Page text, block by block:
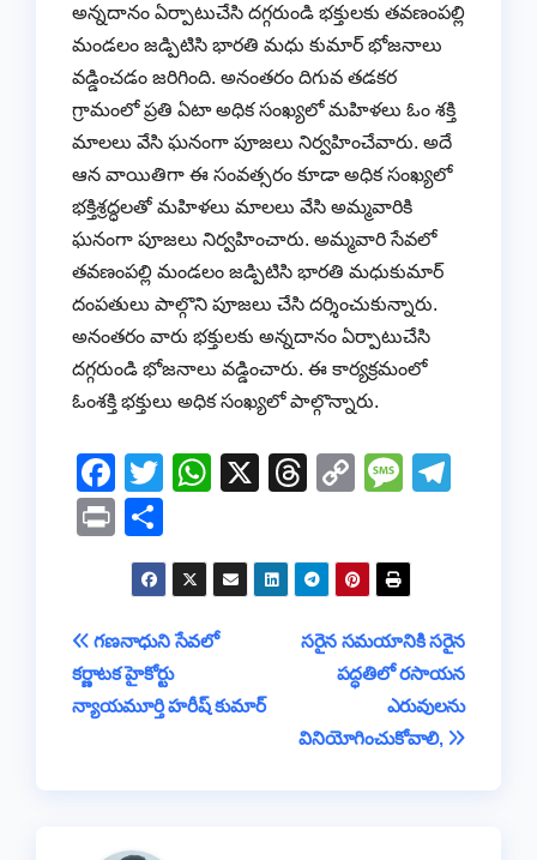
అన్నదానం ఏర్పాటుచేసి దగ్గరుండి భక్తులకు తవణంపల్లి
మండలం జడ్పిటిసి భారతి మధు కుమార్ భోజనాలు
వడ్డించడం జరిగింది. అనంతరం దిగువ తడకర
గ్రామంలో ప్రతి ఏటా అధిక సంఖ్యలో మహిళలు ఓం శక్తి
మాలలు వేసి ఘనంగా పూజలు నిర్వహించేవారు. అదే
ఆన వాయితిగా ఈ సంవత్సరం కూడా అధిక సంఖ్యలో
భక్తిశ్రద్ధలతో మహిళలు మాలలు వేసి అమ్మవారికి
ఘనంగా పూజలు నిర్వహించారు. అమ్మవారి సేవలో
తవణంపల్లి మండలం జడ్పిటిసి భారతి మధుకుమార్
దంపతులు పాల్గొని పూజలు చేసి దర్శించుకున్నారు.
అనంతరం వారు భక్తులకు అన్నదానం ఏర్పాటుచేసి
దగ్గరుండి భోజనాలు వడ్డించారు. ఈ కార్యక్రమంలో
ఓంశక్తి భక్తులు అధిక సంఖ్యలో పాల్గొన్నారు.
F
a
c
e
b
o
o
T
er
W
s
A
p
X
T
a
d
s
C
y
Li
n
k
M
a
g
e
a
m
Pr
in h
ar
e
Post
navigation
సరైన సమయానికి సరైన
పద్ధతిలో రసాయన
ఎరువులను
వినియోగించుకోవాలి,
గణనాధుని సేవలో
కర్ణాటక హైకోర్టు
న్యాయమూర్తి హరీష్ కుమార్